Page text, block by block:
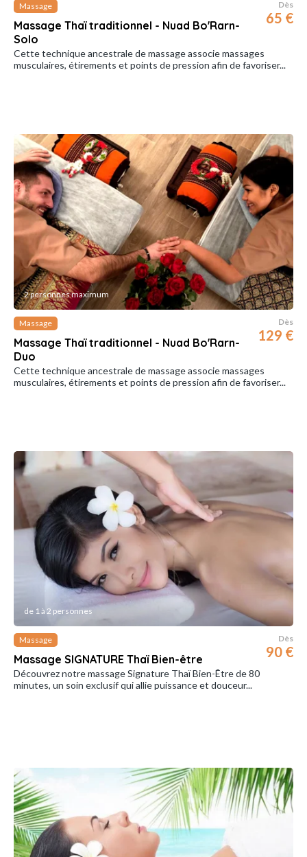
Massage
Massage Thaï traditionnel - Nuad Bo'Rarn-
Solo
Dès
65 €
Cette technique ancestrale de massage associe massages
musculaires, étirements et points de pression afin de favoriser...
2 personnes maximum
Massage
Massage Thaï traditionnel - Nuad Bo'Rarn-
Duo
Dès
129 €
Cette technique ancestrale de massage associe massages
musculaires, étirements et points de pression afin de favoriser...
de 1 à 2 personnes
Massage
Massage SIGNATURE Thaï Bien-être
Dès
90 €
Découvrez notre massage Signature Thaï Bien-Être de 80
minutes, un soin exclusif qui allie puissance et douceur...